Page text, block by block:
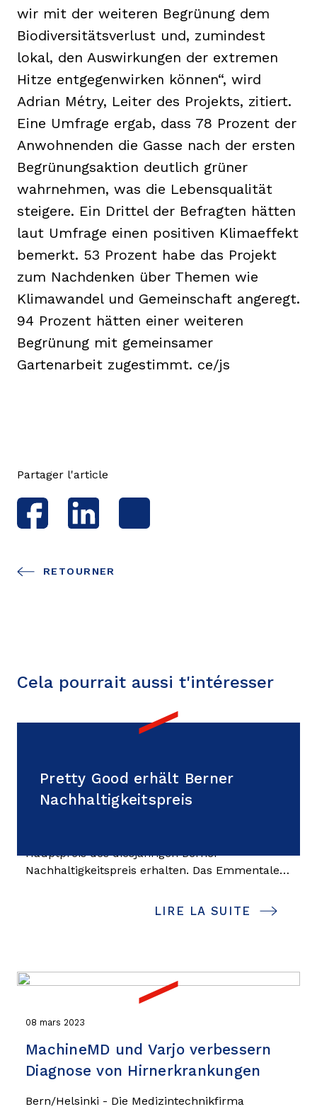
wir mit der weiteren Begrünung dem
Biodiversitätsverlust und, zumindest
lokal, den Auswirkungen der extremen
Hitze entgegenwirken können“, wird
Adrian Métry, Leiter des Projekts, zitiert.
Eine Umfrage ergab, dass 78 Prozent der
Anwohnenden die Gasse nach der ersten
Begrünungsaktion deutlich grüner
wahrnehmen, was die Lebensqualität
steigere. Ein Drittel der Befragten hätten
laut Umfrage einen positiven Klimaeffekt
bemerkt. 53 Prozent habe das Projekt
zum Nachdenken über Themen wie
Klimawandel und Gemeinschaft angeregt.
94 Prozent hätten einer weiteren
Begrünung mit gemeinsamer
Gartenarbeit zugestimmt. ce/js
RETOURNER
Partager l'article
Cela pourrait aussi t'intéresser
Pretty Good erhält Berner
Nachhaltigkeitspreis
Pretty Good erhält Berner
Nachhaltigkeitspreis
Hauptpreis des diesjährigen Berner
Nachhaltigkeitspreis erhalten. Das Emmentaler
in den Wirtschaftskreislauf ein. Sieben weitere
LIRE LA SUITE
08 mars 2023
MachineMD und Varjo verbessern
Diagnose von Hirnerkrankungen
Bern/Helsinki - Die Medizintechnikfirma